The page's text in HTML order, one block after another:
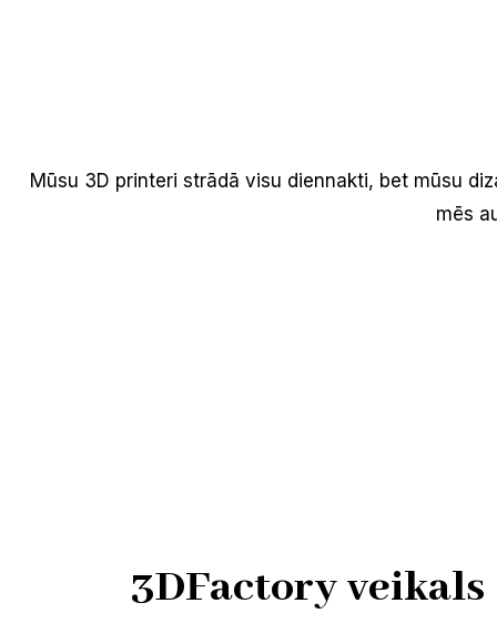
Mūsu 3D printeri strādā visu diennakti, bet mūsu
mēs
3DFactory veikals